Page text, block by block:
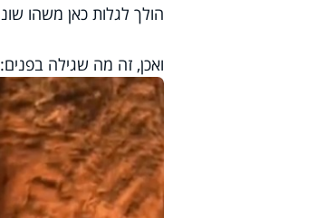
הולך לגלות כאן משהו
ואכן, זה מה שגילה בפנים: